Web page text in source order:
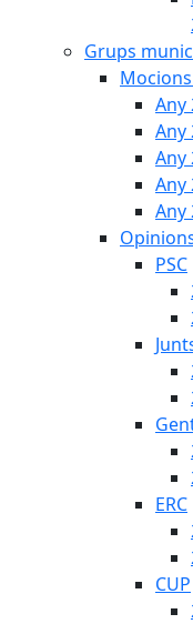
Grups
Any
Any
Any
Any
Any
PSC
ERC
CUP